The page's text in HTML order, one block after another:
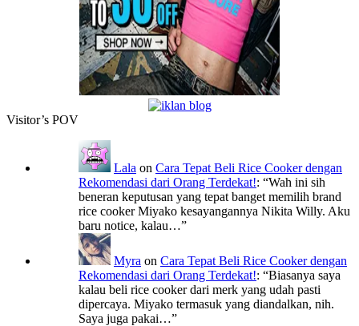
Visitor’s POV
Lala on Cara Tepat Beli Rice Cooker dengan
Rekomendasi dari Orang Terdekat!: “Wah ini sih
beneran keputusan yang tepat banget memilih brand
rice cooker Miyako kesayangannya Nikita Willy. Aku
baru notice, kalau…”
Myra on Cara Tepat Beli Rice Cooker dengan
Rekomendasi dari Orang Terdekat!: “Biasanya saya
kalau beli rice cooker dari merk yang udah pasti
dipercaya. Miyako termasuk yang diandalkan, nih.
Saya juga pakai…”